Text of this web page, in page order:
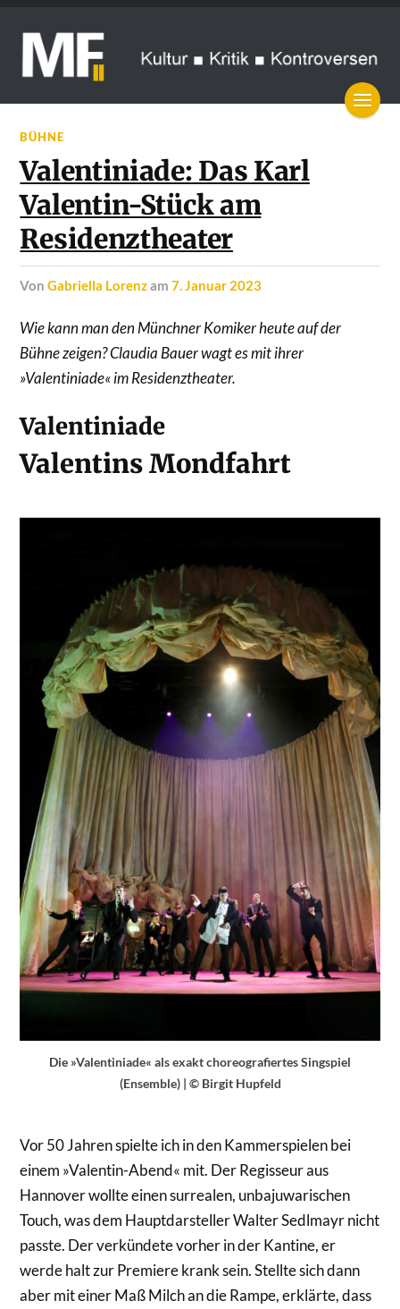
BÜHNE
Valentiniade: Das Karl
Valentin-Stück am
Residenztheater
vonGabriella Lorenzam7. Januar 2023
Wie kann man den Münchner Komiker heute auf der
Bühne zeigen? Claudia Bauer wagt es mit ihrer
»Valentiniade« im Residenztheater.
Valentiniade
Valentins Mondfahrt
Die »Valentiniade« als exakt choreografiertes Singspiel
(Ensemble) | © Birgit Hupfeld
Vor 50 Jahren spielte ich in den Kammerspielen bei
einem »Valentin-Abend« mit. Der Regisseur aus
Hannover wollte einen surrealen, unbajuwarischen
Touch, was dem Hauptdarsteller Walter Sedlmayr nicht
passte. Der verkündete vorher in der Kantine, er
werde halt zur Premiere krank sein. Stellte sich dann
aber mit einer Maß Milch an die Rampe, erklärte, dass